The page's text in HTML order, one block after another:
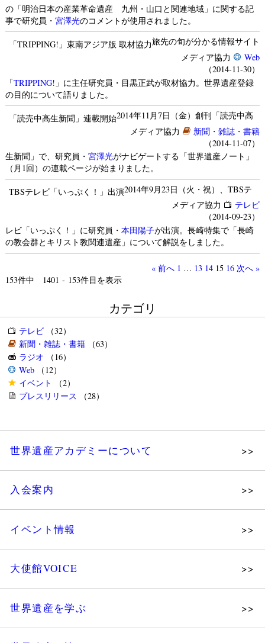
の「明治日本の産業革命遺産 九州・山口と関連地域」に関する記
事で研究員・ 宮澤光のコメントが使用されました。
「TRIPPING!」東南アジア版 取材協力
メディア協力
Web
（2014-11-30）
旅先の旬が分かる情報サイト
「TRIPPING! 」に主任研究員・目黒正武が取材協力。世界遺産登録
の目的について語りました。
「読売中高生新聞」連載開始
メディア協力
新聞・雑誌・書籍
（2014-11-07）
2014年11月7日（金）創刊「読売中高
生新聞」で、研究員・ 宮澤光がナビゲートする「世界遺産ノート」
（月1回）の連載ページが始まりました。
TBSテレビ「いっぷく！」出演
メディア協力
テレビ
（2014-09-23）
2014年9月23日（火・祝）、TBSテ
レビ「いっぷく！」に研究員・ 本田陽子が出演。長崎特集で「長崎
の教会群とキリスト教関連遺産」について解説をしました。
« 前へ 1 … 13 14 15 16 次へ »
153件中 1401 - 153件目を表示
カテゴリ
テレビ（32）
新聞・雑誌・書籍（63）
ラジオ （16）
Web（12）
イベント
（2）
プレスリリース （28）
世界遺産アカデミーについて
組織図・役員
法人会員・協賛団体／公認団体
入会案内
イベント情報
展示会
ツアー情報
大使館VOICE
世界遺産を学ぶ